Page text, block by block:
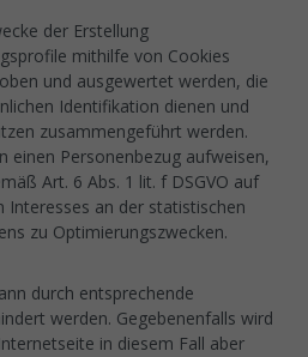
der Erstellung
mithilfe von Cookies
und ausgewertet werden, die
Identifikation dienen und
zusammengeführt werden.
einen Personenbezug aufweisen,
Art. 6 Abs. 1 lit. f DSGVO auf
Interesses an der statistischen
zu Optimierungszwecken.
durch entsprechende
werden. Gegebenenfalls wird
in diesem Fall aber